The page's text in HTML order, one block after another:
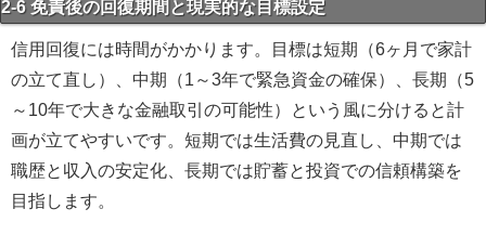
2-6 免責後の回復期間と現実的な目標設定
信用回復には時間がかかります。目標は短期（6ヶ月で家計
の立て直し）、中期（1～3年で緊急資金の確保）、長期（5
～10年で大きな金融取引の可能性）という風に分けると計
画が立てやすいです。短期では生活費の見直し、中期では
職歴と収入の安定化、長期では貯蓄と投資での信頼構築を
目指します。